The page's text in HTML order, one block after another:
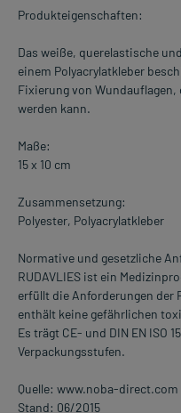
Produkteigenschaften:
Das weiße, querelastische
einem Polyacrylatkleber
Fixierung von
werden kann.
Maße:
15 x 10 cm
Zusammensetzung:
Polyester, Polyacrylatkleber
Normative und gesetzliche
RUDAVLIES ist ein
erfüllt die Anforderungen der
enthält keine gefährlichen
Es trägt CE- und DIN EN ISO
Verpackungsstufen.
Quelle: www.noba-direct.com
Stand: 06/2015